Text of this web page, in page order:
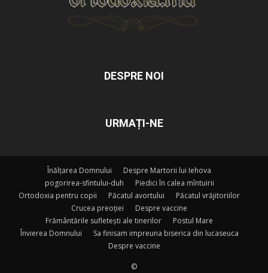
DESPRE NOI
URMAȚI-NE
Înălțarea Domnului
Despre Martorii lui Iehova
pogorirea-sfintului-duh
Piedici în calea mîntuirii
Ortodoxia pentru copii
Păcatul avortului
Păcatul vrăjitoriilor
Crucea preoției
Despre vaccine
Frământările sufletești ale tinerilor
Postul Mare
Învierea Domnului
Sa finisam impreuna biserica din lucaseuca
Despre vaccine
©